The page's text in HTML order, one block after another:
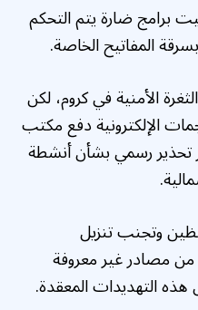
برامج ضارة يتم التحكم
المفاتيح الخاصة.
الأمنية في كروم، لكن
الإلكترونية دفع مكتب
تحذير رسمي بشأن أنشطة
وتجنب تنزيل
من مصادر غير معروفة
التهديدات المعقدة.